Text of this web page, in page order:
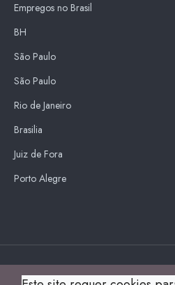
Empregos no Brasil
BH
São Paulo
São Paulo
Rio de Janeiro
Brasilia
Juiz de Fora
Porto Alegre